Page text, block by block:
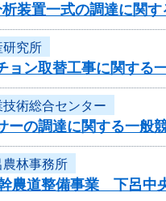
装置一式の調達に関す
研究所
ョン取替工事に関する
技術総合センター
ーの調達に関する一般
農林事務所
幹農道整備事業 下呂